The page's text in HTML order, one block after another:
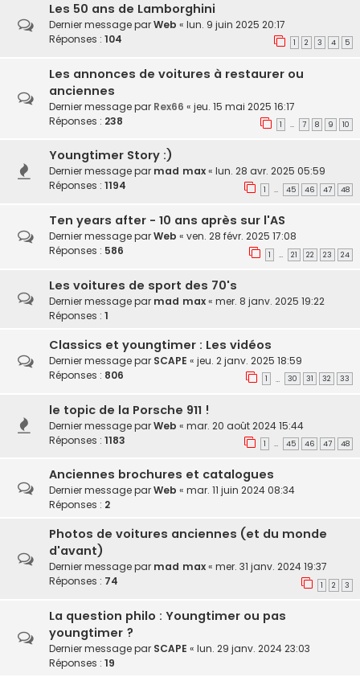
Les 50 ans de Lamborghini
Dernier message parWeb « lun. 9 juin 2025 20:17
Réponses : 104 1 2 3 4 5
Les annonces de voitures à restaurer ou
anciennes
Dernier message par Rex66 « jeu. 15 mai 2025 16:17
Réponses : 238 1 … 7 8 9 10
Youngtimer Story :)
Dernier message par mad max« lun. 28 avr. 2025 05:59
Réponses : 1194 1 … 45 46 47 48
Ten years after - 10 ans après sur l'AS
Dernier message parWeb « ven. 28 févr. 2025 17:08
Réponses : 586 1 … 21 22 23 24
Les voitures de sport des 70's
Dernier message par mad max« mer. 8 janv. 2025 19:22
Réponses : 1
Classics et youngtimer : Les vidéos
Dernier message par SCAPE « jeu. 2 janv. 2025 18:59
Réponses : 806 1 … 30 31 32 33
le topic de la Porsche 911 !
Dernier message parWeb « mar. 20 août 2024 15:44
Réponses : 1183 1 … 45 46 47 48
Anciennes brochures et catalogues
Dernier message parWeb « mar. 11 juin 2024 08:34
Réponses : 2
Photos de voitures anciennes (et du monde
d'avant)
Dernier message par mad max« mer. 31 janv. 2024 19:37
Réponses : 74 1 2 3
La question philo : Youngtimer ou pas
youngtimer ?
Dernier message par SCAPE « lun. 29 janv. 2024 23:03
Réponses : 19